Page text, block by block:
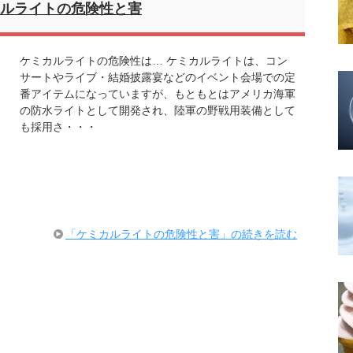
ライトの危険性と害
ケミカルライトの危険性は… ケミカルライトは、コン
サートやライブ・結婚披露宴などのイベント会場での定
番アイテムになっていますが、もともとはアメリカ海軍
の防水ライトとして開発され、陸軍の野戦用装備として
も採用さ・・・
「ケミカルライトの危険性と害」の続きを読む